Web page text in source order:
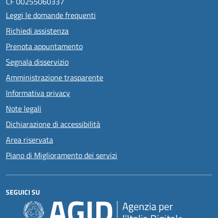
Leggi le domande frequenti
Richiedi assistenza
Prenota appuntamento
Segnala disservizio
Amministrazione trasparente
Informativa privacy
Note legali
Dichiarazione di accessibilità
Area riservata
Piano di Miglioramento dei servizi
SEGUICI SU